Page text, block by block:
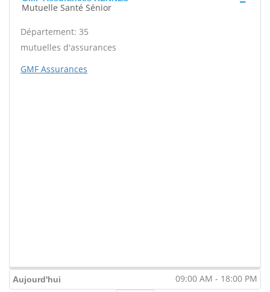
Mutuelle Santé Sénior
Département: 35
mutuelles d'assurances
GMF Assurances
Aujourd'hui 09:00 AM - 18:00 PM